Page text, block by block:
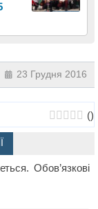
4 клас
23 Грудня 2016
()
Обов’язкові